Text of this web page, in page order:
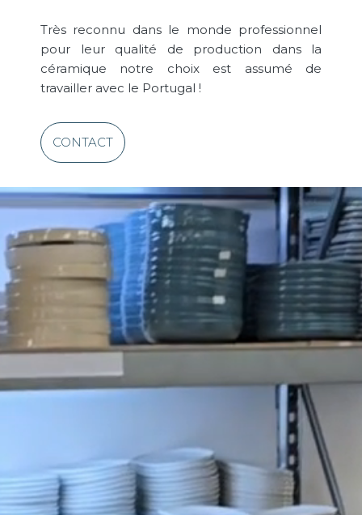
Très reconnu dans le monde professionnel
pour leur qualité de production dans la
céramique notre choix est assumé de
travailler avec le Portugal !
CONTACT